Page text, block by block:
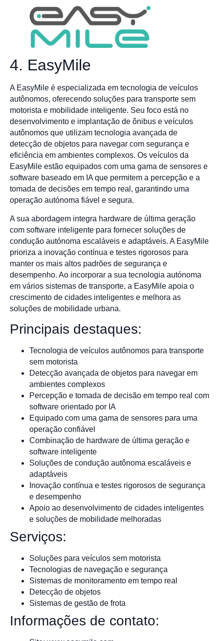
4. EasyMile
A EasyMile é especializada em tecnologia de veículos
autônomos, oferecendo soluções para transporte sem
motorista e mobilidade inteligente. Seu foco está no
desenvolvimento e implantação de ônibus e veículos
autônomos que utilizam tecnologia avançada de
detecção de objetos para navegar com segurança e
eficiência em ambientes complexos. Os veículos da
EasyMile estão equipados com uma gama de sensores e
software baseado em IA que permitem a percepção e a
tomada de decisões em tempo real, garantindo uma
operação autónoma fiável e segura.
A sua abordagem integra hardware de última geração
com software inteligente para fornecer soluções de
condução autónoma escaláveis e adaptáveis. A EasyMile
prioriza a inovação contínua e testes rigorosos para
manter os mais altos padrões de segurança e
desempenho. Ao incorporar a sua tecnologia autónoma
em vários sistemas de transporte, a EasyMile apoia o
crescimento de cidades inteligentes e melhora as
soluções de mobilidade urbana.
Principais destaques:
Tecnologia de veículos autônomos para transporte
sem motorista
Detecção avançada de objetos para navegar em
ambientes complexos
Percepção e tomada de decisão em tempo real com
software orientado por IA
Equipado com uma gama de sensores para uma
operação confiável
Combinação de hardware de última geração e
software inteligente
Soluções de condução autônoma escaláveis e
adaptáveis
Inovação contínua e testes rigorosos de segurança
e desempenho
Apoio ao desenvolvimento de cidades inteligentes
e soluções de mobilidade melhoradas
Serviços:
Soluções para veículos sem motorista
Tecnologias de navegação e segurança
Sistemas de monitoramento em tempo real
Detecção de objetos
Sistemas de gestão de frota
Informações de contato: